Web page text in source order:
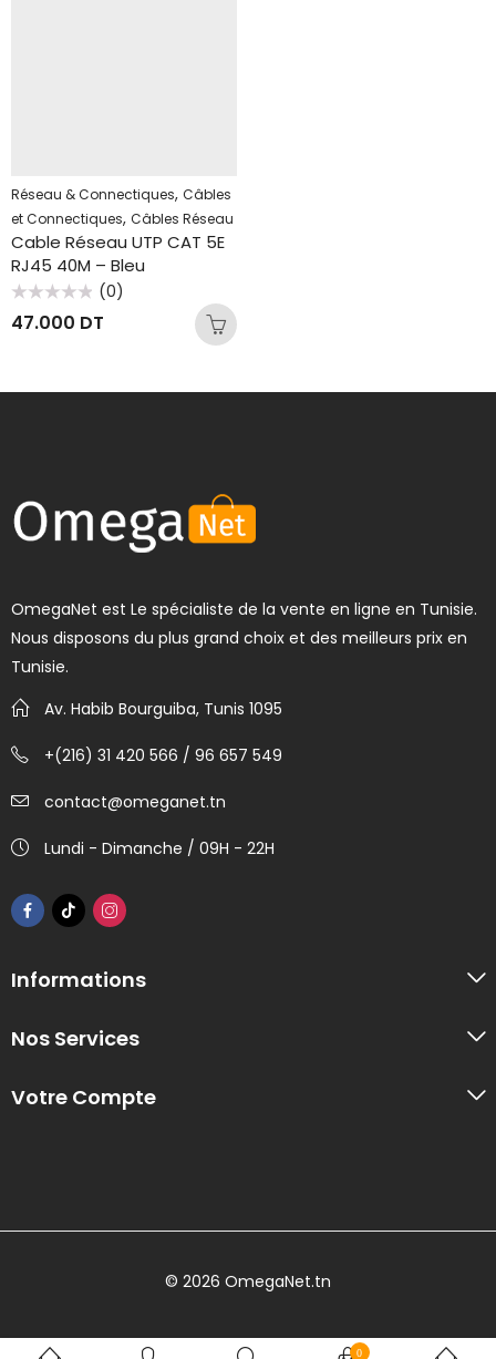
Réseau & Connectiques, Câbles
et Connectiques, Câbles Réseau
Cable Réseau UTP CAT 5E
RJ45 40M – Bleu
0
(0)
47.000 DT
OmegaNet est Le spécialiste de la vente en ligne en Tunisie.
Nous disposons du plus grand choix et des meilleurs prix en
Tunisie.
Av. Habib Bourguiba, Tunis 1095
+(216) 31 420 566 / 96 657 549
contact@omeganet.tn
Lundi - Dimanche / 09H - 22H
Informations
Nos Services
Votre Compte
© 2026 OmegaNet.tn
0